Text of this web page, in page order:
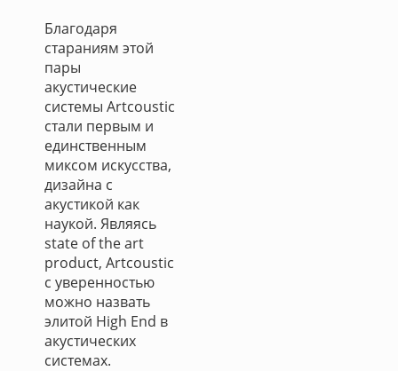
Благодаря
стараниям этой
пары
акустические
системы Artcoustic
стали первым и
единственным
миксом искусства,
дизайна с
акустикой как
наукой. Являясь
state of the art
product, Artcoustic
с уверенностью
можно назвать
элитой High End в
акустических
системах.